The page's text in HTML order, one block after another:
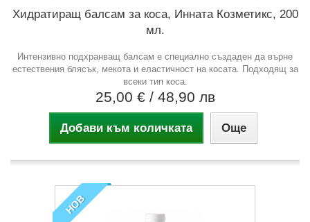
Хидратиращ балсам за коса, Инната Козметикс, 200
мл.
Интензивно подхранващ балсам е специално създаден да върне
естествения блясък, мекота и еластичност на косата. Подходящ за
всеки тип коса.
25,00 € / 48,90 лв
Добави към количката Още
НОВ